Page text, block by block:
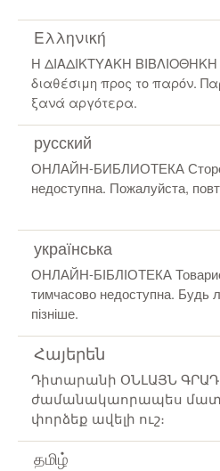
Ελληνική
Η ΔΙΑΔΙΚΤΥΑΚΗ ΒΙΒΛΙΟΘΗΚΗ
διαθέσιμη προς το παρόν.
ξανά αργότερα.
русский
ОНЛАЙН-БИБЛИОТЕКА
недоступна. Пожалуйста,
українська
ОНЛАЙН-БІБЛІОТЕКА
тимчасово недоступна. Будь
пізніше.
Հայերեն
Դիտարանի ՕՆԼԱՅՆ
ժամանակաորապես
փորձեք ավելի ուշ։
தமிழ்